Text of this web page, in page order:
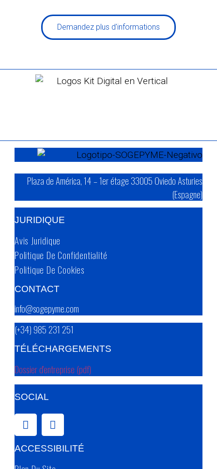
Demandez plus d'informations
Plaza de América, 14 – 1er étage 33005 Oviedo Asturies
(Espagne)
JURIDIQUE
Avis Juridique
Politique De Confidentialité
Politique De Cookies
CONTACT
info@sogepyme.com
(+34) 985 231 251
TÉLÉCHARGEMENTS
Dossier d'entreprise (pdf)
SOCIAL
ACCESSIBILITÉ